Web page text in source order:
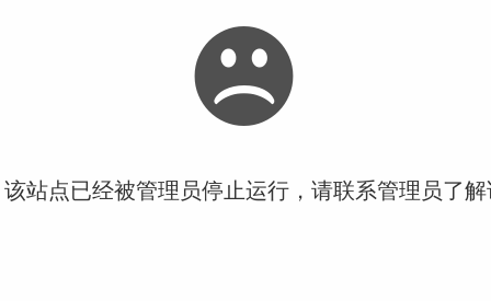
站点已经被管理员停止运行，请联系管理员了